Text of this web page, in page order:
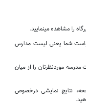
را مشاهده مینمایید.
شما یعنی لیست مدارس
مدرسه موردنظرتان را از میان
نتایج نمایشی درخصوص